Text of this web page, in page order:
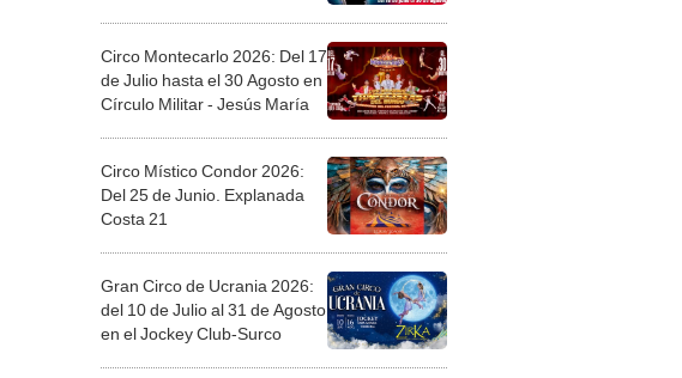
Circo Montecarlo 2026: Del 17
de Julio hasta el 30 Agosto en
Círculo Militar - Jesús María
Circo Místico Condor 2026:
Del 25 de Junio. Explanada
Costa 21
Gran Circo de Ucrania 2026:
del 10 de Julio al 31 de Agosto
en el Jockey Club-Surco